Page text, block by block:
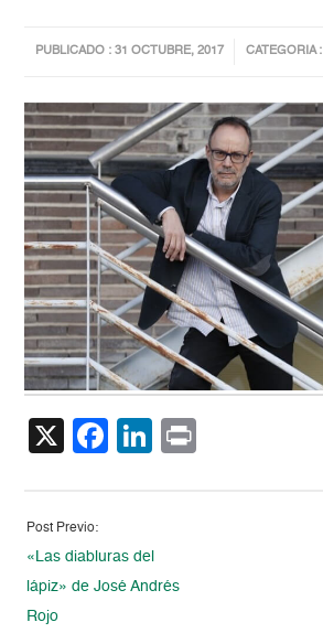
PUBLICADO : 31 OCTUBRE, 2017 CATEGORIA :
X Facebook
LinkedIn
Post Previo:
«Las diabluras del
lápiz» de José Andrés
Rojo